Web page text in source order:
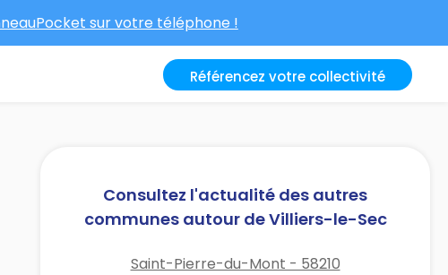
sur votre téléphone !
Référencez votre collectivité
Consultez l'actualité des autres
communes autour de Villiers-le-Sec
Saint-Pierre-du-Mont - 58210